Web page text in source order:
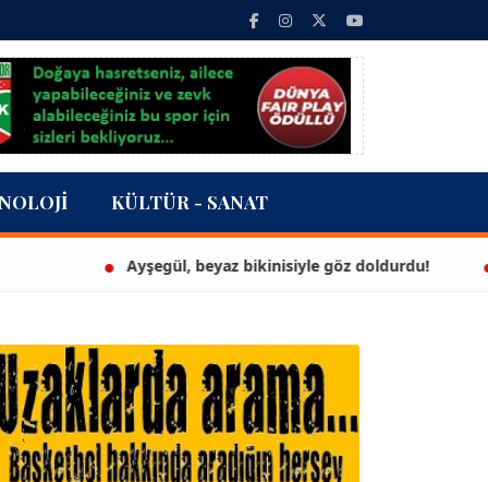
KÜLTÜR - SANAT
Ayşegül, beyaz bikinisiyle göz doldurdu! 3